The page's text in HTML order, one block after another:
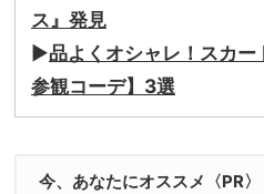
ス』発見
▶︎品よくオシャレ！スカ
参観コーデ】3選
今、あなたにオススメ〈PR〉